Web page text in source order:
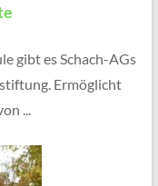
gibt es Schach-AGs
Ermöglicht
...